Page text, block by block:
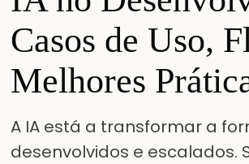
Casos de Uso,
Melhores
A IA está a transformar a
desenvolvidos e escalados.